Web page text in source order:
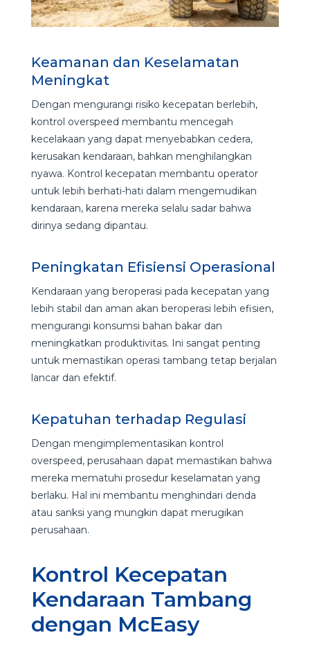
Keamanan dan Keselamatan
Meningkat
Dengan mengurangi risiko kecepatan berlebih,
kontrol overspeed membantu mencegah
kecelakaan yang dapat menyebabkan cedera,
kerusakan kendaraan, bahkan menghilangkan
nyawa. Kontrol kecepatan membantu operator
untuk lebih berhati-hati dalam mengemudikan
kendaraan, karena mereka selalu sadar bahwa
dirinya sedang dipantau.
Peningkatan Efisiensi Operasional
Kendaraan yang beroperasi pada kecepatan yang
lebih stabil dan aman akan beroperasi lebih efisien,
mengurangi konsumsi bahan bakar dan
meningkatkan produktivitas. Ini sangat penting
untuk memastikan operasi tambang tetap berjalan
lancar dan efektif.
Kepatuhan terhadap Regulasi
Dengan mengimplementasikan kontrol
overspeed, perusahaan dapat memastikan bahwa
mereka mematuhi prosedur keselamatan yang
berlaku. Hal ini membantu menghindari denda
atau sanksi yang mungkin dapat merugikan
perusahaan.
Kontrol Kecepatan
Kendaraan Tambang
dengan McEasy